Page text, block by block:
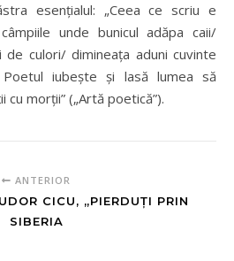
esențialul: „Ceea ce scriu e
unde bunicul adăpa caii/
culori/ dimineața aduni cuvinte
iubește și lasă lumea să
cu morții” („Artă poetică”).
ANTERIOR
CICU, „PIERDUȚI PRIN
SIBERIA